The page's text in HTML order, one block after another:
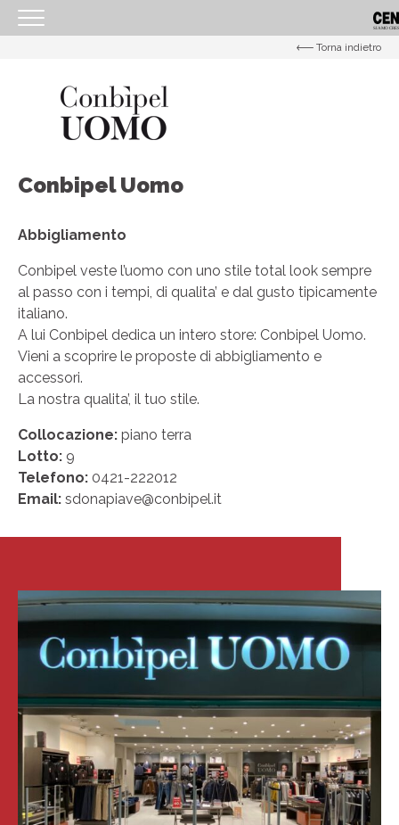
IL CENTRO
COME RAGGIUNGERCI
NEGOZI
EVENTI
SERVIZI
IL TUO BUSINESS AL CENTRO
CONTATTI
Torna indietro
Conbipel Uomo
Abbigliamento
Conbipel veste l’uomo con uno stile total look sempre
al passo con i tempi, di qualita’ e dal gusto tipicamente
italiano.
A lui Conbipel dedica un intero store: Conbipel Uomo.
Vieni a scoprire le proposte di abbigliamento e
accessori.
La nostra qualita’, il tuo stile.
Collocazione: piano terra
Lotto: 9
Telefono: 0421-222012
Email: sdonapiave@conbipel.it